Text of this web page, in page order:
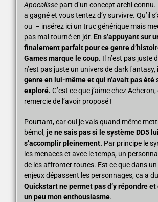
Apocalisse part d’un concept archi connu.
a gagné et vous tentez d’y survivre. Qu’il
ou – insérez ici un truc générique mais
pas mal tourné en jdr. En s’appuyant sur
finalement parfait pour ce genre
Games marque le coup. Il n’est pas juste
n’est pas juste un univers de dark fantasy,
genre en lui-même et qui n’avait pas été
exploré. C’est ce que j’aime chez
remercie de l’avoir proposé !
Pourtant, car oui je vais quand même
bémol, je ne sais pas si le système DD5
s’accomplir pleinement. Par principe le
les menaces et avec le temps, un
de les affronter toutes. Est ce que dans un
enjeux dépassent les personnages, ça a
Quickstart ne permet pas d’y répondre
un peu mon enthousiasme.